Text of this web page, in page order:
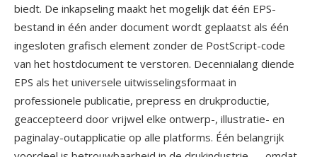
biedt. De inkapseling maakt het mogelijk dat één EPS-
bestand in één ander document wordt geplaatst als één
ingesloten grafisch element zonder de PostScript-code
van het hostdocument te verstoren. Decennialang diende
EPS als het universele uitwisselingsformaat in
professionele publicatie, prepress en drukproductie,
geaccepteerd door vrijwel elke ontwerp-, illustratie- en
paginalay-outapplicatie op alle platforms. Één belangrijk